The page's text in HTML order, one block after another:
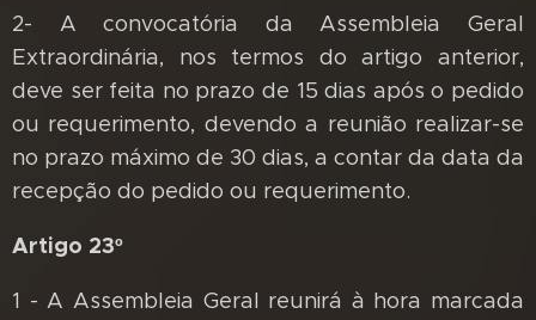
2- A convocatória da Assembleia Geral
Extraordinária, nos termos do artigo anterior,
deve ser feita no prazo de 15 dias após o pedido
ou requerimento, devendo a reunião realizar-se
no prazo máximo de 30 dias, a contar da data da
recepção do pedido ou requerimento.
Artigo 23º
1 - A Assembleia Geral reunirá à hora marcada